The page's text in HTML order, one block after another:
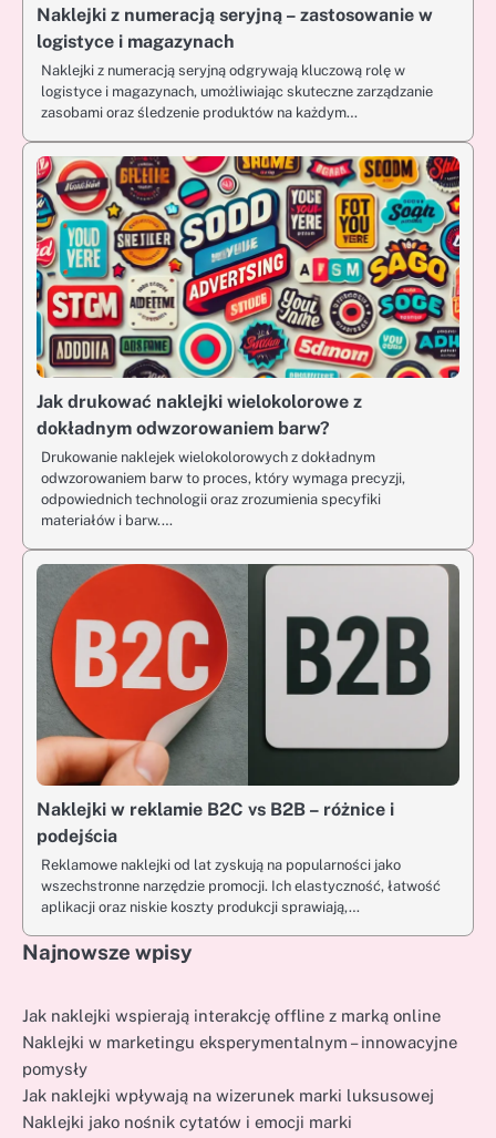
Naklejki z numeracją seryjną – zastosowanie w
logistyce i magazynach
Naklejki z numeracją seryjną odgrywają kluczową rolę w
logistyce i magazynach, umożliwiając skuteczne zarządzanie
zasobami oraz śledzenie produktów na każdym…
Jak drukować naklejki wielokolorowe z
dokładnym odwzorowaniem barw?
Drukowanie naklejek wielokolorowych z dokładnym
odwzorowaniem barw to proces, który wymaga precyzji,
odpowiednich technologii oraz zrozumienia specyfiki
materiałów i barw.…
Naklejki w reklamie B2C vs B2B – różnice i
podejścia
Reklamowe naklejki od lat zyskują na popularności jako
wszechstronne narzędzie promocji. Ich elastyczność, łatwość
aplikacji oraz niskie koszty produkcji sprawiają,…
Najnowsze wpisy
Jak naklejki wspierają interakcję offline z marką online
Naklejki w marketingu eksperymentalnym – innowacyjne
pomysły
Jak naklejki wpływają na wizerunek marki luksusowej
Naklejki jako nośnik cytatów i emocji marki